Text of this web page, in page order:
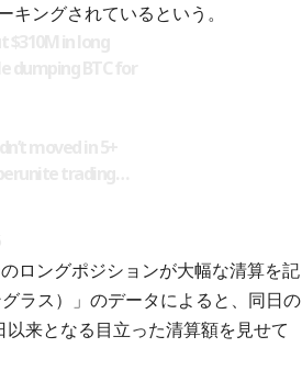
キングされているという。
ロングポジションが大幅な清算を記
ラス）」のデータによると、同日の
以来となる目立った清算額を見せて